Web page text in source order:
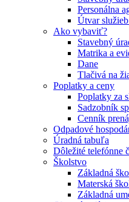
Personálna
Útvar
Ako vybaviť?
Stavebný
Matrika a
Dane
Tlačivá na
Poplatky a ceny
Poplatky za
Sadzobník
Cenník
Odpadové
Úradná tabuľa
Dôležité telefónne
Školstvo
Základná
Materská
Základná